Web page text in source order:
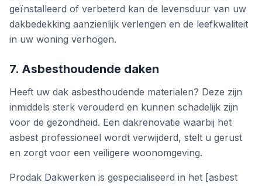
geïnstalleerd of verbeterd kan de levensduur van uw
dakbedekking aanzienlijk verlengen en de leefkwaliteit
in uw woning verhogen.
7. Asbesthoudende daken
Heeft uw dak asbesthoudende materialen? Deze zijn
inmiddels sterk verouderd en kunnen schadelijk zijn
voor de gezondheid. Een dakrenovatie waarbij het
asbest professioneel wordt verwijderd, stelt u gerust
en zorgt voor een veiligere woonomgeving.
Prodak Dakwerken is gespecialiseerd in het [asbest